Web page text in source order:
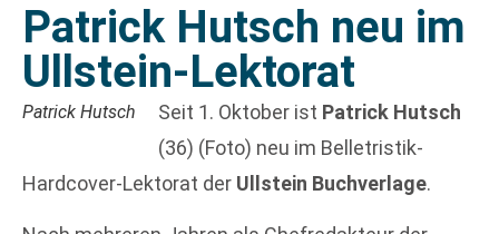
Patrick Hutsch neu im
Ullstein-Lektorat
Patrick Hutsch Seit 1. Oktober ist Patrick Hutsch
(36) (Foto) neu im Belletristik-
Hardcover-Lektorat der Ullstein Buchverlage.